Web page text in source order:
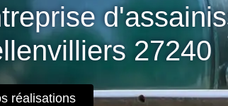
27240
réalisations